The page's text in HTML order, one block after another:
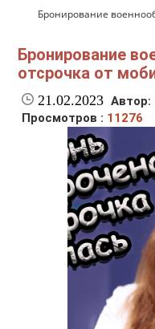
Бронирование
Бронирование
отсрочка от
21.02.2023 Автор:
Просмотров : 11276